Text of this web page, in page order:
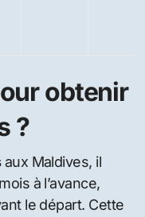
obtenir
?
aux Maldives, il
à l’avance,
le départ. Cette